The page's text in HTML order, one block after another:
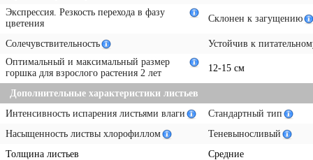
Экспрессия. Резкость перехода в фазу
цветения
Склонен к загущению
Солечувствительность
Устойчив к
Оптимальный и максимальный размер
горшка для взрослого растения 2 лет
12-15 см
Дополнительные характеристики листьев
Интенсивность испарения листьями влаги
Стандартный тип
Насыщенность листвы хлорофиллом
Теневыносливый
Толщина листьев
Средние